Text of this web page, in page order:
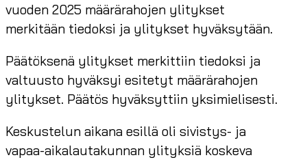
vuoden 2025 määrärahojen ylitykset
merkitään tiedoksi ja ylitykset hyväksytään.
Päätöksenä ylitykset merkittiin tiedoksi ja
valtuusto hyväksyi esitetyt määrärahojen
ylitykset. Päätös hyväksyttiin yksimielisesti.
Keskustelun aikana esillä oli sivistys- ja
vapaa-aikalautakunnan ylityksiä koskeva